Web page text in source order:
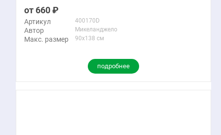
660
Артикул 400170D
Автор Микеланджело
Макс. размер 90x138 см
подробнее